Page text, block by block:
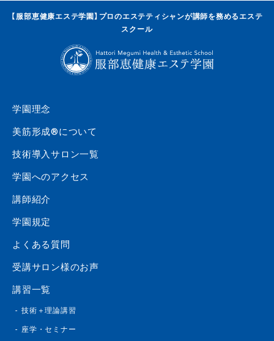
【服部恵健康エステ学園】プロのエステティシャンが講師を務めるエステ
スクール
学園理念
美筋形成®について
技術導入サロン一覧
学園へのアクセス
講師紹介
学園規定
よくある質問
受講サロン様のお声
講習一覧
技術＋理論講習
座学・セミナー